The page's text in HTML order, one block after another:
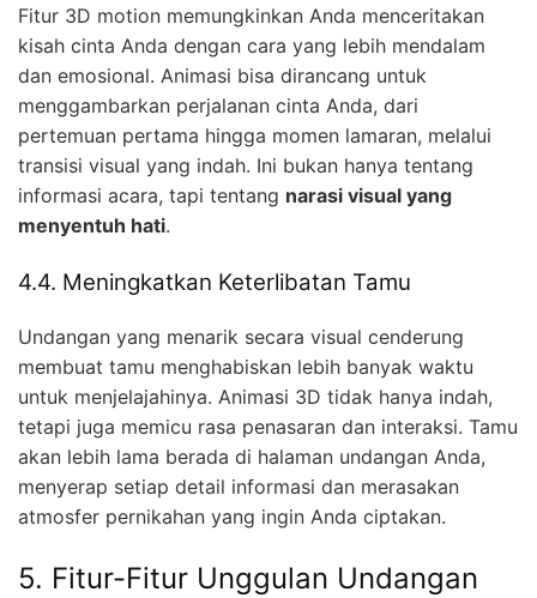
Fitur 3D motion memungkinkan Anda menceritakan
kisah cinta Anda dengan cara yang lebih mendalam
dan emosional. Animasi bisa dirancang untuk
menggambarkan perjalanan cinta Anda, dari
pertemuan pertama hingga momen lamaran, melalui
transisi visual yang indah. Ini bukan hanya tentang
informasi acara, tapi tentang narasi visual yang
menyentuh hati.
4.4. Meningkatkan Keterlibatan Tamu
Undangan yang menarik secara visual cenderung
membuat tamu menghabiskan lebih banyak waktu
untuk menjelajahinya. Animasi 3D tidak hanya indah,
tetapi juga memicu rasa penasaran dan interaksi. Tamu
akan lebih lama berada di halaman undangan Anda,
menyerap setiap detail informasi dan merasakan
atmosfer pernikahan yang ingin Anda ciptakan.
5. Fitur-Fitur Unggulan Undangan